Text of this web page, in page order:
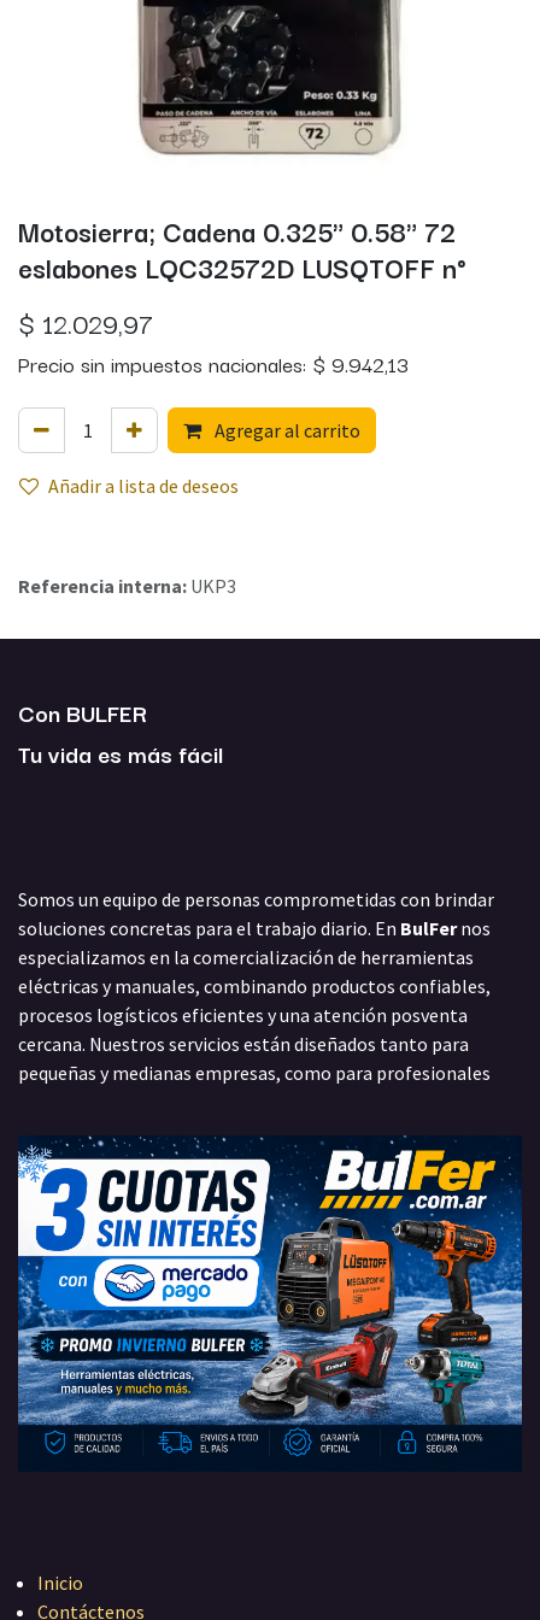
Motosierra; Cadena 0.325" 0.58" 72
eslabones LQC32572D LUSQTOFF n°
$ 12.029,97
Precio sin impuestos nacionales: $ 9.942,13
Agregar al carrito
Añadir a lista de deseos
Referencia interna: UKP3
Con BULFER
Tu vida es más fácil
Somos un equipo de personas comprometidas con brindar
soluciones concretas para el trabajo diario. En BulFernos
especializamos en la comercialización de herramientas
eléctricas y manuales, combinando productos confiables,
procesos logísticos eficientes y una atención posventa
cercana. Nuestros servicios están diseñados tanto para
pequeñas y medianas empresas, como para profesionales
Inicio
Contáctenos